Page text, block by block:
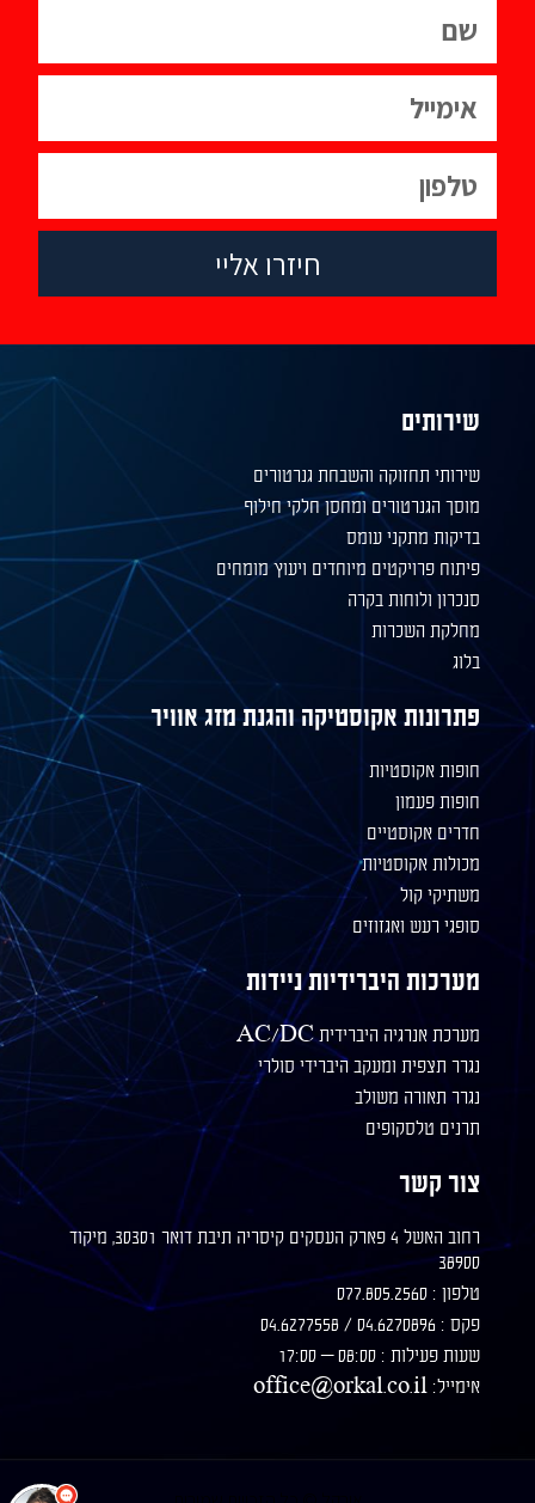
חיזרו אליי
שירותים
שירותי תחזוקה והשבחת גנרטורים
מוסך הגנרטורים ומחסן חלקי חילוף
בדיקות מתקני עומס
פיתוח פרויקטים מיוחדים ויעוץ מומחים
סנכרון ולוחות בקרה
מחלקת השכרות
בלוג
פתרונות אקוסטיקה והגנת מזג אוויר
חופות אקוסטיות
חופות פעמון
חדרים אקוסטיים
מכולות אקוסטיות
משתיקי קול
סופגי רעש ואגזוזים
מערכות היברידיות ניידות
מערכת אנרגיה היברידית AC/DC
נגרר תצפית ומעקב היברידי סולרי
נגרר תאורה משולב
תרנים טלסקופים
צור קשר
רחוב האשל 4 פארק העסקים קיסריה תיבת דואר 30301, מיקוד
38900
טלפון : 077.805.2560
פקס : 04.6270896 / 04.6277558
שעות פעילות : 08:00 – 17:00
אימייל: office@orkal.co.il